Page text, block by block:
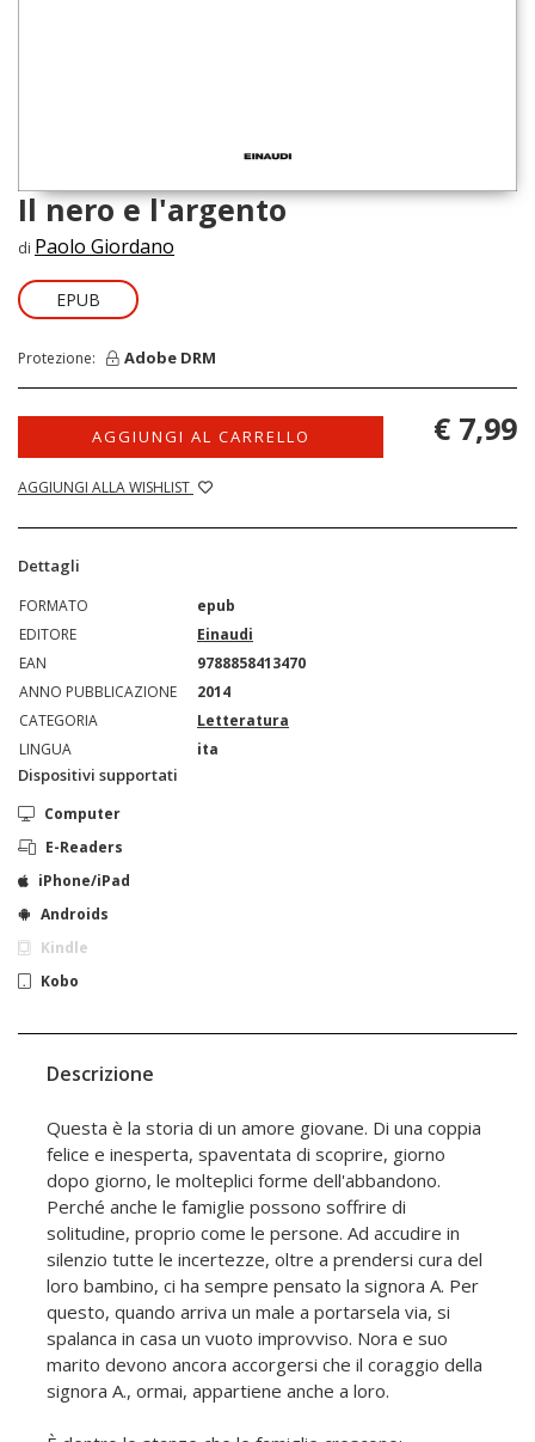
Il nero e l'argento
di Paolo Giordano
EPUB
Protezione: Adobe DRM
AGGIUNGI AL CARRELLO
AGGIUNGI ALLA WISHLIST
€ 7,99
Dettagli
FORMATO
epub
EDITORE
Einaudi
EAN
9788858413470
ANNO PUBBLICAZIONE
2014
CATEGORIA
Letteratura
LINGUA
ita
Dispositivi supportati
Computer
E-Readers
iPhone/iPad
Androids
Kindle
Kobo
Descrizione
Questa è la storia di un amore giovane. Di una coppia
felice e inesperta, spaventata di scoprire, giorno
dopo giorno, le molteplici forme dell'abbandono.
Perché anche le famiglie possono soffrire di
solitudine, proprio come le persone. Ad accudire in
silenzio tutte le incertezze, oltre a prendersi cura del
loro bambino, ci ha sempre pensato la signora A. Per
questo, quando arriva un male a portarsela via, si
spalanca in casa un vuoto improvviso. Nora e suo
marito devono ancora accorgersi che il coraggio della
signora A., ormai, appartiene anche a loro.